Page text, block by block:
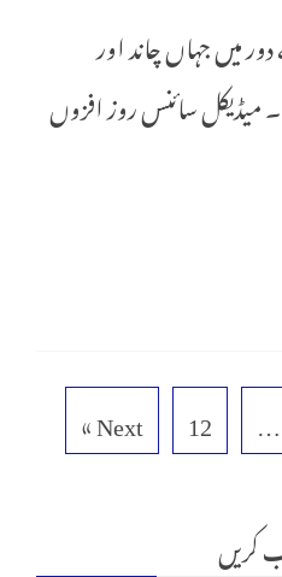
میں جہاں چاند اور
میڈیکل سائنس روز افزوں
…
12
Next »
کریں